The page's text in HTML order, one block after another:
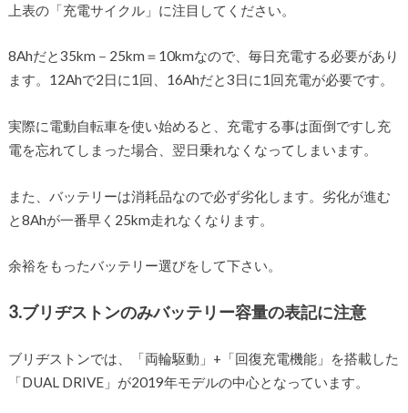
上表の「充電サイクル」に注目してください。
8Ahだと35km－25km＝10kmなので、毎日充電する必要があり
ます。12Ahで2日に1回、16Ahだと3日に1回充電が必要です。
実際に電動自転車を使い始めると、充電する事は面倒ですし充
電を忘れてしまった場合、翌日乗れなくなってしまいます。
また、バッテリーは消耗品なので必ず劣化します。劣化が進む
と8Ahが一番早く25km走れなくなります。
余裕をもったバッテリー選びをして下さい。
3.ブリヂストンのみバッテリー容量の表記に注意
ブリヂストンでは、「両輪駆動」+「回復充電機能」を搭載した
「DUAL DRIVE」が2019年モデルの中心となっています。